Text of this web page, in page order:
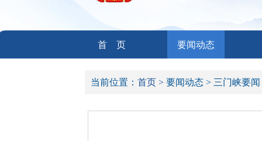
首 页 要闻动态
当前位置： 首页 > 要闻动态 > 三门峡要